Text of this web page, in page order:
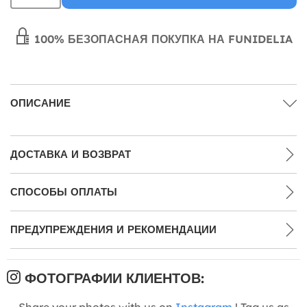
100% БЕЗОПАСНАЯ ПОКУПКА НА FUNIDELIA
ОПИСАНИЕ
ДОСТАВКА И ВОЗВРАТ
СПОСОБЫ ОПЛАТЫ
ПРЕДУПРЕЖДЕНИЯ И РЕКОМЕНДАЦИИ
ФОТОГРАФИИ КЛИЕНТОВ: